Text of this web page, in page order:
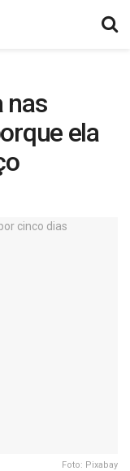
nas
ela
Foto: Pixabay